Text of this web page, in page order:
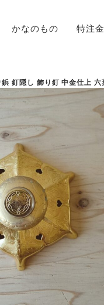
かなのもの 特注
釘隠し 飾り釘 中金仕上